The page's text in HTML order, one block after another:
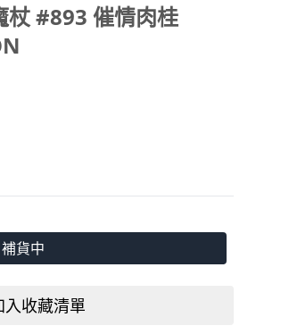
杖 #893 催情肉桂
補貨中
入收藏清單